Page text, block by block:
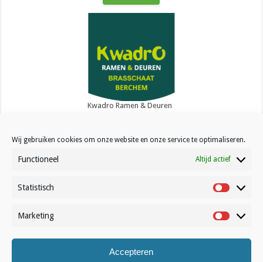
Wij gebruiken cookies om onze website en onze service te optimaliseren.
Functioneel Altijd actief
Statistisch Statistisch
Marketing
Accepteren
Kwadro Ramen & Deuren
Contact